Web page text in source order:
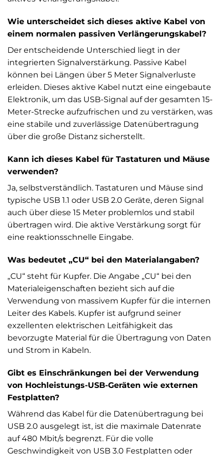
Wie unterscheidet sich dieses aktive Kabel von
einem normalen passiven Verlängerungskabel?
Der entscheidende Unterschied liegt in der
integrierten Signalverstärkung. Passive Kabel
können bei Längen über 5 Meter Signalverluste
erleiden. Dieses aktive Kabel nutzt eine eingebaute
Elektronik, um das USB-Signal auf der gesamten 15-
Meter-Strecke aufzufrischen und zu verstärken, was
eine stabile und zuverlässige Datenübertragung
über die große Distanz sicherstellt.
Kann ich dieses Kabel für Tastaturen und Mäuse
verwenden?
Ja, selbstverständlich. Tastaturen und Mäuse sind
typische USB 1.1 oder USB 2.0 Geräte, deren Signal
auch über diese 15 Meter problemlos und stabil
übertragen wird. Die aktive Verstärkung sorgt für
eine reaktionsschnelle Eingabe.
Was bedeutet „CU“ bei den Materialangaben?
„CU“ steht für Kupfer. Die Angabe „CU“ bei den
Materialeigenschaften bezieht sich auf die
Verwendung von massivem Kupfer für die internen
Leiter des Kabels. Kupfer ist aufgrund seiner
exzellenten elektrischen Leitfähigkeit das
bevorzugte Material für die Übertragung von Daten
und Strom in Kabeln.
Gibt es Einschränkungen bei der Verwendung
von Hochleistungs-USB-Geräten wie externen
Festplatten?
Während das Kabel für die Datenübertragung bei
USB 2.0 ausgelegt ist, ist die maximale Datenrate
auf 480 Mbit/s begrenzt. Für die volle
Geschwindigkeit von USB 3.0 Festplatten oder